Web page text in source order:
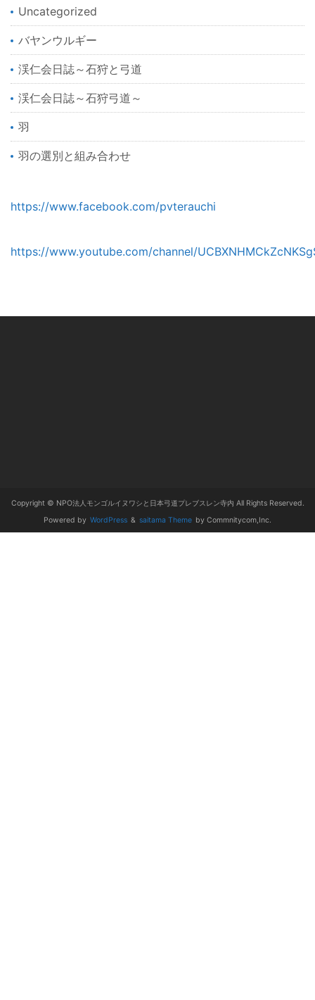
Uncategorized
バヤンウルギー
渓仁会日誌～石狩と弓道
渓仁会日誌～石狩弓道～
羽
羽の選別と組み合わせ
https://www.facebook.com/pvterauchi
https://www.youtube.com/channel/
Copyright © NPO法人モンゴルイヌワシと日本弓道プレブスレン寺内 All Rights Reserved.
Powered by WordPress & saitama Theme by Commnitycom,Inc.